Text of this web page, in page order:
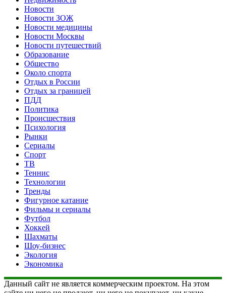
Новости
Новости ЗОЖ
Новости медицины
Новости Москвы
Новости путешествий
Образование
Общество
Около спорта
Отдых в России
Отдых за границей
ПДД
Политика
Происшествия
Психология
Рынки
Сериалы
Спорт
ТВ
Теннис
Технологии
Тренды
Фигурное катание
Фильмы и сериалы
Футбол
Хоккей
Шахматы
Шоу-бизнес
Экология
Экономика
Данный сайт не является коммерческим проектом. На этом